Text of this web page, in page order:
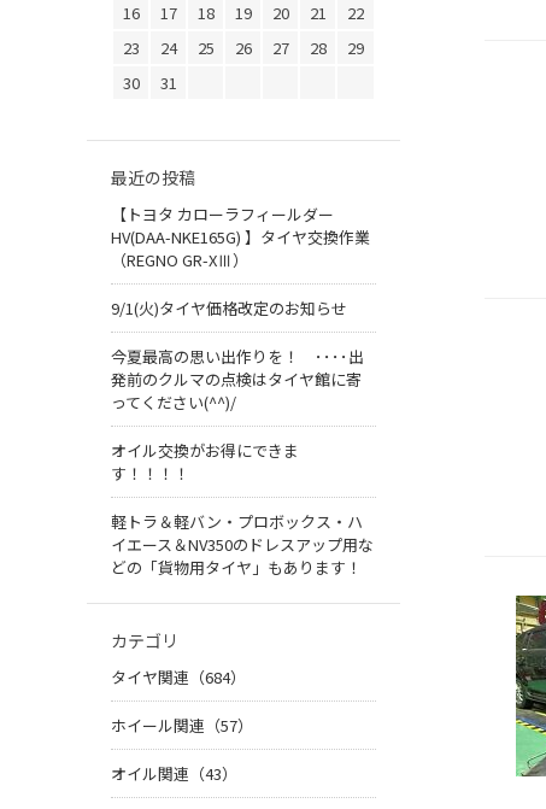
16
17 18 19 20 21
22
23
24 25 26 27 28
29
30
31
最近の投稿
【トヨタ カローラフィールダー
HV(DAA-NKE165G) 】タイヤ交換作業
（REGNO GR-XⅢ）
9/1(火)タイヤ価格改定のお知らせ
今夏最高の思い出作りを！ ････出
発前のクルマの点検はタイヤ館に寄
ってください(^^)/
オイル交換がお得にできま
す！！！！
軽トラ＆軽バン・プロボックス・ハ
イエース＆NV350のドレスアップ用な
どの「貨物用タイヤ」もあります！
カテゴリ
タイヤ関連（684）
ホイール関連（57）
オイル関連（43）